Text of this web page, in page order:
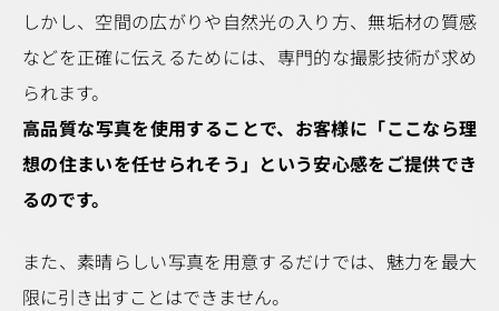
しかし、空間の広がりや自然光の入り方、無垢材の質感
などを正確に伝えるためには、専門的な撮影技術が求め
られます。
高品質な写真を使用することで、お客様に「ここなら理
想の住まいを任せられそう」という安心感をご提供でき
るのです。
また、素晴らしい写真を用意するだけでは、魅力を最大
限に引き出すことはできません。